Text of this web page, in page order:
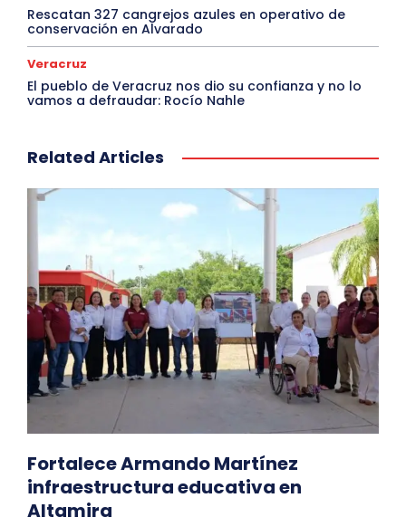
Rescatan 327 cangrejos azules en operativo de
conservación en Alvarado
Veracruz
El pueblo de Veracruz nos dio su confianza y no lo
vamos a defraudar: Rocío Nahle
Related Articles
Fortalece Armando Martínez
infraestructura educativa en
Altamira